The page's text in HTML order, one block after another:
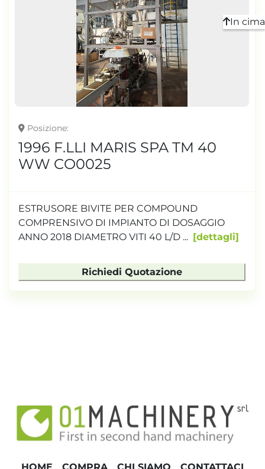
Posizione
1996 F.LLI MARIS SPA TM 40
WW CO0025
ESTRUSORE BIVITE PER COMPOUND
COMPRENSIVO DI IMPIANTO DI DOSAGGIO
ANNO 2018 DIAMETRO VITI 40 L/D ...
dettagli
Richiedi Quotazione
In cima